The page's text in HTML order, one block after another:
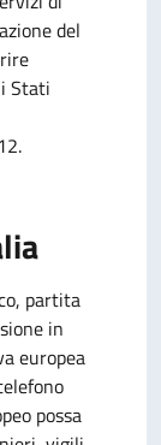
del
Stati
partita
in
europea
possa